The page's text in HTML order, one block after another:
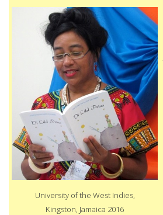
University of the West Indies,
Kingston, Jamaica 2016